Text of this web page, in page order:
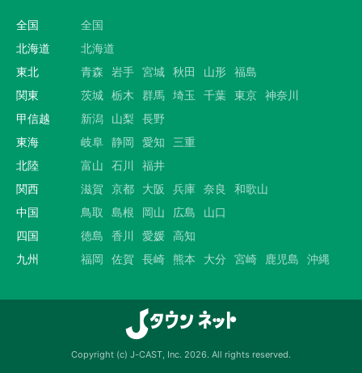
全国
全国
北海道
北海道
東北
青森 岩手 宮城 秋田 山形 福島
関東
茨城 栃木 群馬 埼玉 千葉 東京 神奈川
甲信越
新潟 山梨
長野
東海
岐阜 静岡 愛知
三重
北陸
富山 石川
福井
関西
滋賀 京都 大阪 兵庫 奈良
和歌山
中国
鳥取 島根 岡山 広島
山口
四国
徳島 香川 愛媛 高知
九州
福岡 佐賀 長崎 熊本 大分 宮崎 鹿児島 沖縄
Copyright (c) J-CAST, Inc. 2026. All rights reserved.